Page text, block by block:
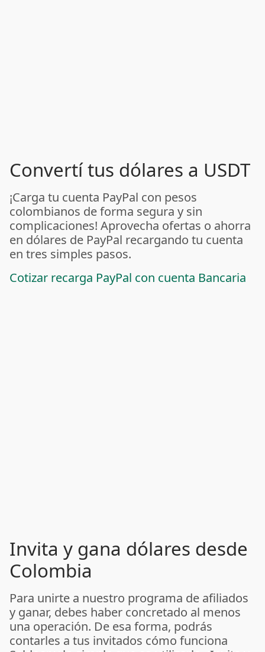
Convertí tus dólares a USDT
¡Carga tu cuenta PayPal con pesos
colombianos de forma segura y sin
complicaciones! Aprovecha ofertas o ahorra
en dólares de PayPal recargando tu cuenta
en tres simples pasos.
Cotizar recarga PayPal con cuenta Bancaria
Invita y gana dólares desde
Colombia
Para unirte a nuestro programa de afiliados
y ganar, debes haber concretado al menos
una operación. De esa forma, podrás
contarles a tus invitados cómo funciona